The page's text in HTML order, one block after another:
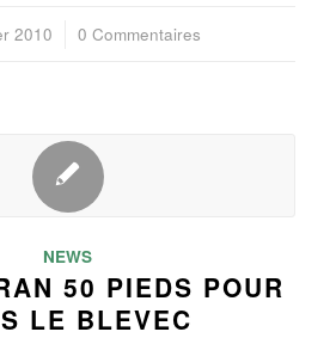
2010 0 Commentaires
NEWS
50 PIEDS POUR
LE BLEVEC